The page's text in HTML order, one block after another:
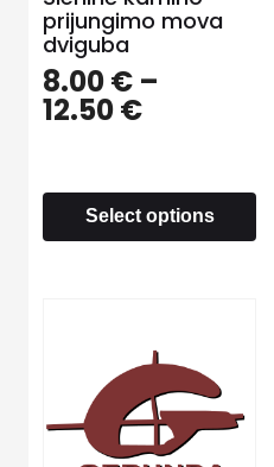
prijungimo mova
dviguba
8.00€ –
12.50€
Select options